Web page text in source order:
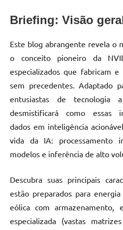
Briefing: Visão
Este blog abrangente revela o
o conceito pioneiro da
especializados que fabricam
sem precedentes. Adaptado
entusiastas de tecnologia
desmistificará como essas
dados em inteligência
vida da IA: processamento
modelos e inferência de alto
Descubra suas principais
estão preparados para
eólica com armazenamento,
especializada (vastas